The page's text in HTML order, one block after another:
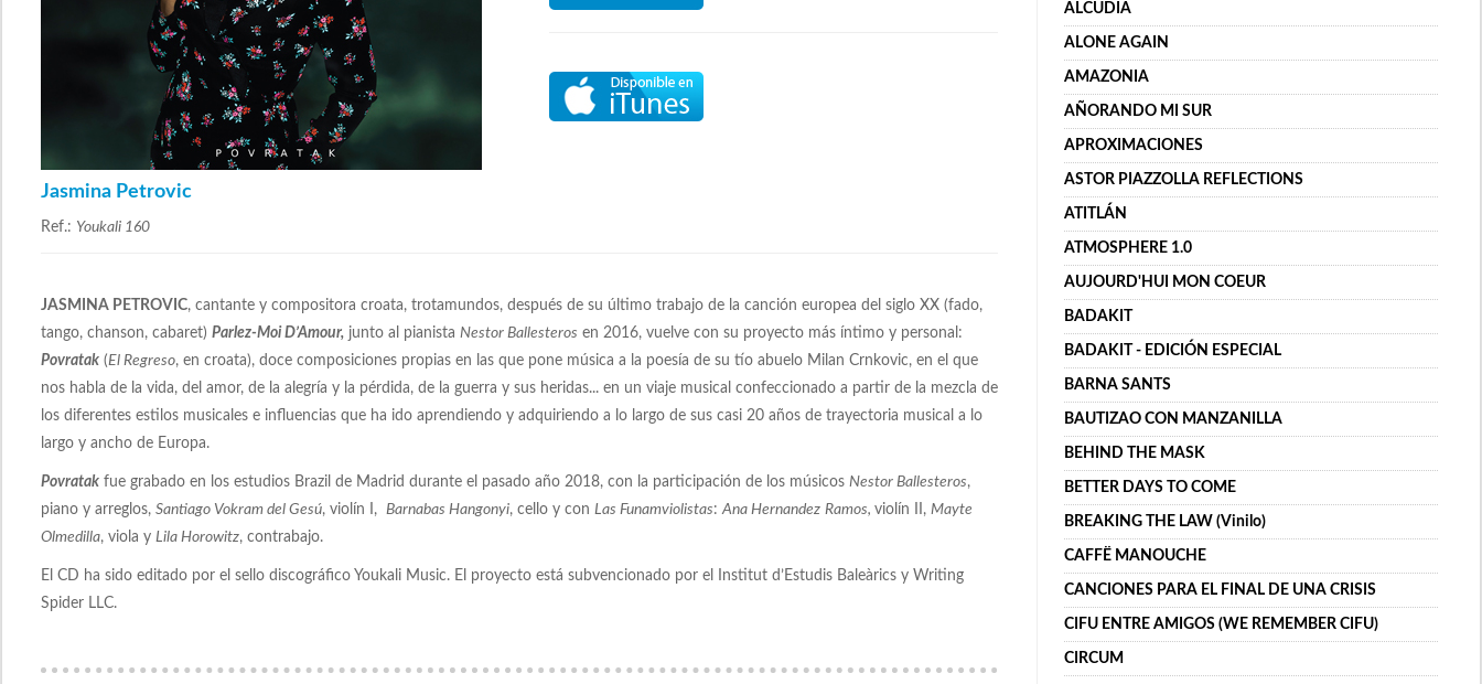
Jasmina Petrovic
Ref.: Youkali 160
JASMINA PETROVIC, cantante y compositora croata, trotamundos, después de su último trabajo de la canción europea del siglo XX (fado,
tango, chanson, cabaret) Parlez-Moi D’Amour, junto al pianista Nestor Ballesteros en 2016, vuelve con su proyecto más íntimo y personal:
Povratak (El Regreso, en croata), doce composiciones propias en las que pone música a la poesía de su tío abuelo Milan Crnkovic, en el que
nos habla de la vida, del amor, de la alegría y la pérdida, de la guerra y sus heridas... en un viaje musical confeccionado a partir de la mezcla de
los diferentes estilos musicales e influencias que ha ido aprendiendo y adquiriendo a lo largo de sus casi 20 años de trayectoria musical a lo
largo y ancho de Europa.
Povratak fue grabado en los estudios Brazil de Madrid durante el pasado año 2018, con la participación de los músicos Nestor Ballesteros,
piano y arreglos, Santiago Vokram del Gesú, violín I, Barnabas Hangonyi, cello y con Las Funamviolistas:Ana Hernandez Ramos, violín II, Mayte
Olmedilla, viola y Lila Horowitz, contrabajo.
El CD ha sido editado por el sello discográfico Youkali Music. El proyecto está subvencionado por el Institut d’Estudis Baleàrics y Writing
Spider LLC.
ALCUDIA
ALONE AGAIN
AMAZONIA
AÑORANDO MI SUR
APROXIMACIONES
ASTOR PIAZZOLLA REFLECTIONS
ATITLÁN
ATMOSPHERE 1.0
AUJOURD'HUI MON COEUR
BADAKIT
BADAKIT - EDICIÓN ESPECIAL
BARNA SANTS
BAUTIZAO CON MANZANILLA
BEHIND THE MASK
BETTER DAYS TO COME
BREAKING THE LAW (Vinilo)
CAFFË MANOUCHE
CANCIONES PARA EL FINAL DE UNA CRISIS
CIFU ENTRE AMIGOS (WE REMEMBER CIFU)
CIRCUM